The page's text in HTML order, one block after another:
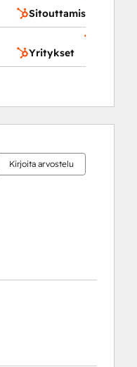
Sitouttamiset
Yritykset
Kirjoita arvostelu